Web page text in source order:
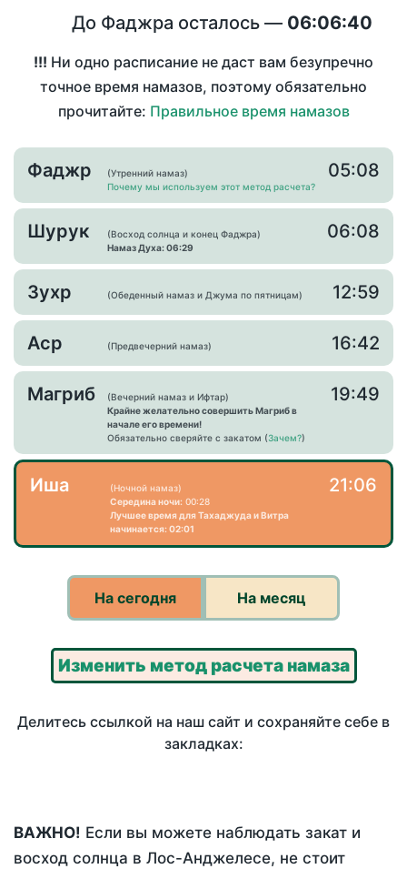
До Фаджра осталось — 06:06:40
!!! Ни одно расписание не даст вам безупречно
точное время намазов, поэтому обязательно
прочитайте: Правильное время намазов
Фаджр
(Утренний намаз)
Почему мы используем этот метод расчета?
05:08
Шурук
(Восход солнца и конец Фаджра)
Намаз Духа: 06:29
06:08
Зухр (Обеденный намаз и Джума по пятницам) 12:59
Аср (Предвечерний намаз) 16:42
Магриб
(Вечерний намаз и Ифтар)
Крайне желательно совершить Магриб в
начале его времени!
Обязательно сверяйте с закатом (Зачем?)
19:49
Иша
(Ночной намаз)
Середина ночи: 00:28
Лучшее время для Тахаджуда и Витра
начинается: 02:01
21:06
На сегодня На месяц
Изменить метод расчета намаза
Делитесь ссылкой на наш сайт и сохраняйте себе в
закладках:
ВАЖНО! Если вы можете наблюдать закат и
восход солнца в Лос-Анджелесе, не стоит